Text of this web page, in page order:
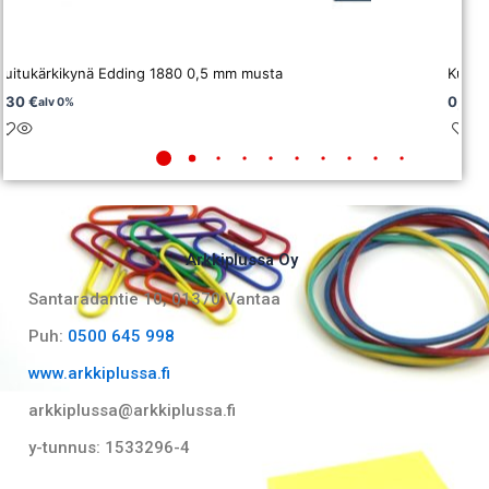
Edding 1880 0,5 mm musta
€alv 0%
0,55
Arkkiplussa Oy
Santaradantie 10, 01370 Vantaa​
Puh: 0500 645 998
www.arkkiplussa.fi
arkkiplussa@arkkiplussa.fi
y-tunnus: 1533296-4